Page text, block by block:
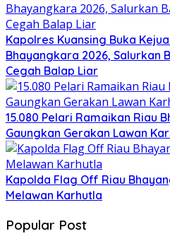
Kapolres Kuansing Buka
Bhayangkara 2026, Salurkan
Cegah Balap Liar
15.080 Pelari Ramaikan Riau
Gaungkan Gerakan Lawan
Kapolda Flag Off Riau
Melawan Karhutla
Popular Post